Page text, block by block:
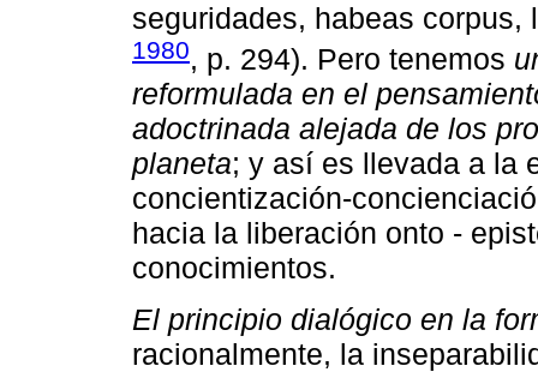
seguridades, habeas corpus,
1980, p. 294). Pero tenemos
reformulada en el
adoctrinada alejada de los
planeta; y así es llevada a la
concientización-
hacia la liberación onto -
conocimientos.
El principio dialógico en la
racionalmente, la